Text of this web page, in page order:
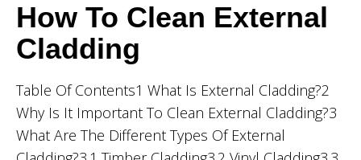
How To Clean External
Cladding
Table Of Contents1 What Is External Cladding?2
Why Is It Important To Clean External Cladding?3
What Are The Different Types Of External